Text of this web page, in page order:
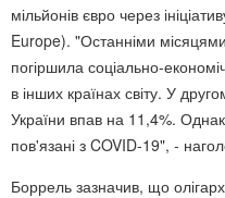
мільйонів євро через
Europe). "Останніми
погіршила соціально-
в інших країнах світу. У
України впав на 11,4%. Однак
пов'язані з COVID-19", -
Боррель зазначив, що